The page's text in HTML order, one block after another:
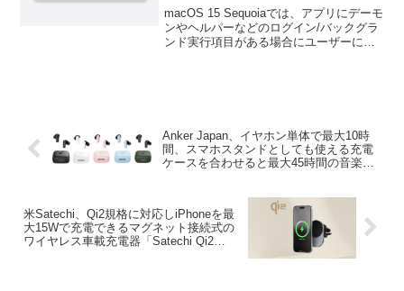
にユーザーに通知するセキュリテ
ィ機能が強化され、機能拡張を含
んだりCronを利用する場合にも
macOS 15 Sequoiaでは、アプリにデーモ
ンやヘルパーなどのログイン/バックグラ
ンド実行項目がある場合にユーザーに通
Anker Japan、イヤホン単体で最大10時
間、スマホスタンドとしても使える充電
ケースを合わせると最大45時間の音楽再
米Satechi、Qi2規格に対応しiPhoneを最
大15Wで充電できるマグネット接続式の
ワイヤレス車載充電器「Satechi Qi2